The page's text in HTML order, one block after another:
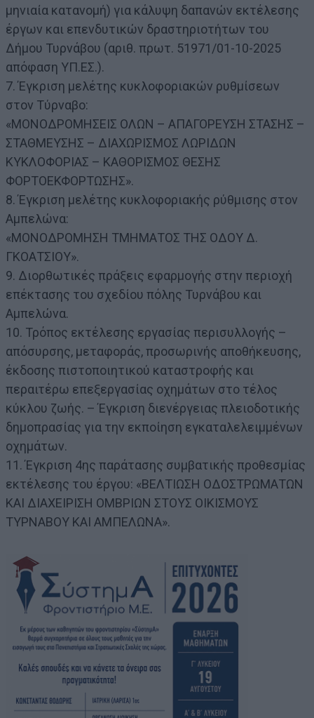
μηνιαία κατανομή) για κάλυψη δαπανών εκτέλεσης
έργων και επενδυτικών δραστηριοτήτων του
Δήμου Τυρνάβου (αριθ. πρωτ. 51971/01-10-2025
απόφαση ΥΠ.ΕΣ.).
7. Έγκριση μελέτης κυκλοφοριακών ρυθμίσεων
στον Τύρναβο:
«ΜΟΝΟΔΡΟΜΗΣΕΙΣ ΟΛΩΝ – ΑΠΑΓΟΡΕΥΣΗ ΣΤΑΣΗΣ –
ΣΤΑΘΜΕΥΣΗΣ – ΔΙΑΧΩΡΙΣΜΟΣ ΛΩΡΙΔΩΝ
ΚΥΚΛΟΦΟΡΙΑΣ – ΚΑΘΟΡΙΣΜΟΣ ΘΕΣΗΣ
ΦΟΡΤΟΕΚΦΟΡΤΩΣΗΣ».
8. Έγκριση μελέτης κυκλοφοριακής ρύθμισης στον
Αμπελώνα:
«ΜΟΝΟΔΡΟΜΗΣΗ ΤΜΗΜΑΤΟΣ ΤΗΣ ΟΔΟΥ Δ.
ΓΚΟΑΤΣΙΟΥ».
9. Διορθωτικές πράξεις εφαρμογής στην περιοχή
επέκτασης του σχεδίου πόλης Τυρνάβου και
Αμπελώνα.
10. Τρόπος εκτέλεσης εργασίας περισυλλογής –
απόσυρσης, μεταφοράς, προσωρινής αποθήκευσης,
έκδοσης πιστοποιητικού καταστροφής και
περαιτέρω επεξεργασίας οχημάτων στο τέλος
κύκλου ζωής. – Έγκριση διενέργειας πλειοδοτικής
δημοπρασίας για την εκποίηση εγκαταλελειμμένων
οχημάτων.
11. Έγκριση 4ης παράτασης συμβατικής προθεσμίας
εκτέλεσης του έργου: «ΒΕΛΤΙΩΣΗ ΟΔΟΣΤΡΩΜΑΤΩΝ
ΚΑΙ ΔΙΑΧΕΙΡΙΣΗ ΟΜΒΡΙΩΝ ΣΤΟΥΣ ΟΙΚΙΣΜΟΥΣ
ΤΥΡΝΑΒΟΥ ΚΑΙ ΑΜΠΕΛΩΝΑ».